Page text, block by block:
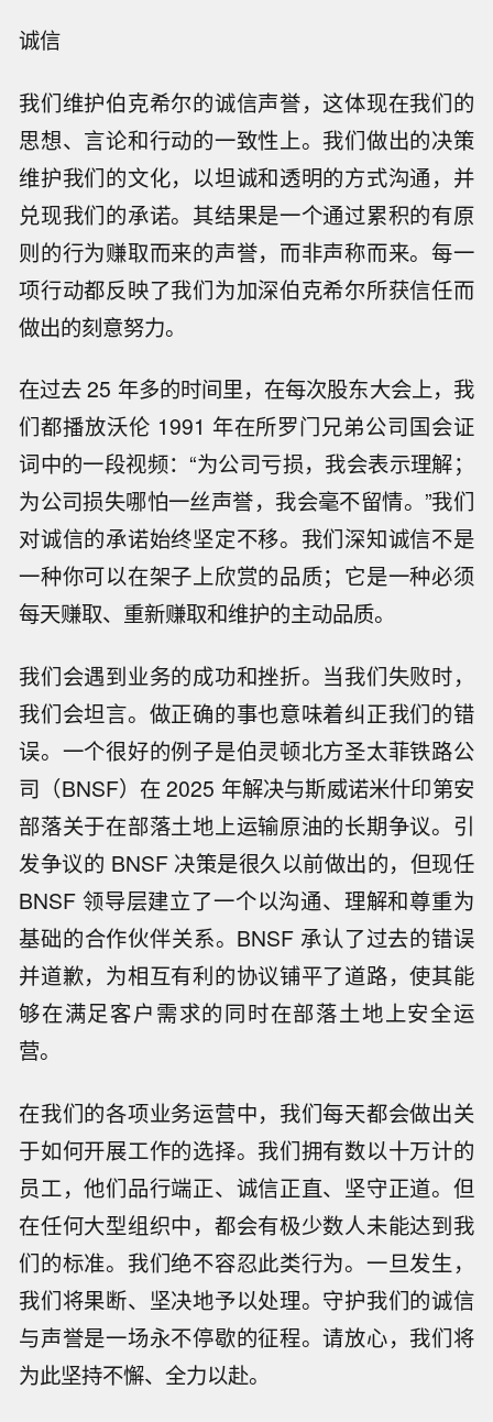
诚信
我们维护伯克希尔的诚信声誉，这体现在我们的
思想、言论和行动的一致性上。我们做出的决策
维护我们的文化，以坦诚和透明的方式沟通，并
兑现我们的承诺。其结果是一个通过累积的有原
则的行为赚取而来的声誉，而非声称而来。每一
项行动都反映了我们为加深伯克希尔所获信任而
做出的刻意努力。
在过去 25 年多的时间里，在每次股东大会上，我
们都播放沃伦 1991 年在所罗门兄弟公司国会证
词中的一段视频：“为公司亏损，我会表示理解；
为公司损失哪怕一丝声誉，我会毫不留情。”我们
对诚信的承诺始终坚定不移。我们深知诚信不是
一种你可以在架子上欣赏的品质；它是一种必须
每天赚取、重新赚取和维护的主动品质。
我们会遇到业务的成功和挫折。当我们失败时，
我们会坦言。做正确的事也意味着纠正我们的错
误。一个很好的例子是伯灵顿北方圣太菲铁路公
司（BNSF）在 2025 年解决与斯威诺米什印第安
部落关于在部落土地上运输原油的长期争议。引
发争议的 BNSF 决策是很久以前做出的，但现任
BNSF 领导层建立了一个以沟通、理解和尊重为
基础的合作伙伴关系。BNSF 承认了过去的错误
并道歉，为相互有利的协议铺平了道路，使其能
够在满足客户需求的同时在部落土地上安全运
营。
在我们的各项业务运营中，我们每天都会做出关
于如何开展工作的选择。我们拥有数以十万计的
员工，他们品行端正、诚信正直、坚守正道。但
在任何大型组织中，都会有极少数人未能达到我
们的标准。我们绝不容忍此类行为。一旦发生，
我们将果断、坚决地予以处理。守护我们的诚信
与声誉是一场永不停歇的征程。请放心，我们将
为此坚持不懈、全力以赴。